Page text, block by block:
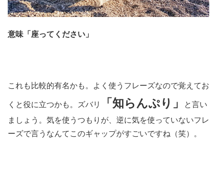
意味「座ってください」
これも比較的有名かも。よく使うフレーズなので覚えてお
くと役に立つかも。ズバリ 「知らんぷり」
と言い
ましょう。気を使うつもりが、逆に気を使っていないフレ
ーズで言うなんてこのギャップがすごいですね（笑）。